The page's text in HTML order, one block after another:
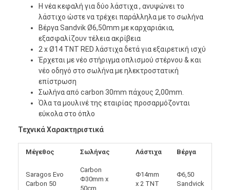
Η νέα κεφαλή για δύο λάστιχα , ανυψώνει το
λάστιχο ώστε να τρέχει παράλληλα με το σωλήνα
Βέργα Sandvik Ø6,50mm με καρχαριάκια,
εξασφαλίζουν τέλεια ακρίβεια
2 x Ø14 TNT RED λάστιχα δετά για εξαιρετική ισχύ
Έρχεται με νέο στήριγμα οπλισμού στέρνου & και
νέο οδηγό στο σωλήνα με ηλεκτροστατική
επίστρωση
Σωλήνα από carbon 30mm πάχους 2,00mm.
Όλα τα μουλινέ της εταιρίας προσαρμόζονται
εύκολα στο όπλο
Τεχνικά Χαρακτηριστικά
Μέγεθος Σωλήνας Λάστιχα Βέργα
Saragos Evo
Carbon 50
Carbon
Φ30mm x
50cm
Φ14mm
x 2 TNT
Φ6,50
Sandvick